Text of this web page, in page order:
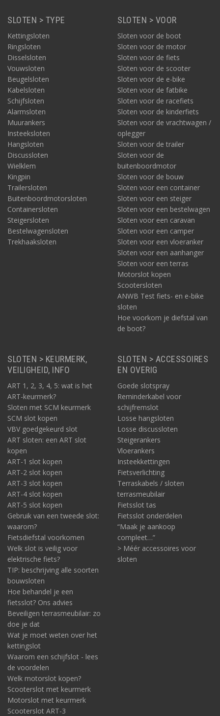
SLOTEN > TYPE
Kettingsloten
Ringsloten
Disselsloten
Vouwsloten
Beugelsloten
Kabelsloten
Schijfsloten
Alarmsloten
Muurankers
Insteeksloten
Hangsloten
Discussloten
Wielklem
Kingpin
Trailersloten
Buitenboordmotorsloten
Containersloten
Steigersloten
Bestelwagensloten
Trekhaaksloten
SLOTEN > VOOR
Sloten voor de boot
Sloten voor de motor
Sloten voor de fiets
Sloten voor de scooter
Sloten voor de e-bike
Sloten voor de fatbike
Sloten voor de racefiets
Sloten voor de kinderfiets
Sloten voor de vrachtwagen /
oplegger
Sloten voor de trailer
Sloten voor de
buitenboordmotor
Sloten voor de bouw
Sloten voor een container
Sloten voor een steiger
Sloten voor een bestelwagen
Sloten voor een caravan
Sloten voor een camper
Sloten voor een vloeranker
Sloten voor een aanhanger
Sloten voor een terras
Motorslot kopen
Scootersloten
ANWB Test fiets- en e-bike
sloten
Hoe voorkom je diefstal van
de boot?
SLOTEN > KEURMERK,
VEILIGHEID, INFO
ART 1, 2, 3, 4, 5: wat is het
ART-keurmerk?
Sloten met SCM keurmerk
SCM slot kopen
VBV goedgekeurd slot
ART sloten: een ART slot
kopen
ART-1 slot kopen
ART-2 slot kopen
ART-3 slot kopen
ART-4 slot kopen
ART-5 slot kopen
Gebruik van een tweede slot:
waarom?
Fietsdiefstal voorkomen
Welk slot is veilig voor
elektrische fiets?
TIP: beschrijving alle soorten
bouwsloten
Hoe behandel je een
fietsslot? Ons advies
Beveiligen terrasmeubilair: zo
doe je dat
Wat je moet weten over het
kettingslot
Waarom een schijfslot - lees
de voordelen
Welk motorslot kopen?
Scooterslot met keurmerk
Motorslot met keurmerk
Scooterslot ART-3
SLOTEN > ACCESSOIRES
EN OVERIG
Goede slotspray
Reminderkabel voor
schijfremslot
Losse hangsloten
Losse discussloten
Steigerankers
Vloerankers
Insteekkettingen
Fietsverlichting
Terraskabels / sloten
terrasmeubilair
Fietsslot tas
Fietsslot onderdelen
“Maak je aankoop
compleet…”
> Méér accessoires voor
sloten